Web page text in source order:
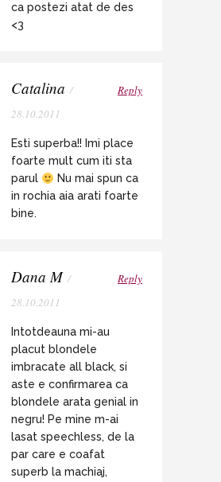
ca postezi atat de des
<3
Catalina /
28.10.2011
Reply
Esti superba!! Imi place
foarte mult cum iti sta
parul
Nu mai spun ca
in rochia aia arati foarte
bine.
Dana M /
28.10.2011
Reply
Intotdeauna mi-au
placut blondele
imbracate all black, si
aste e confirmarea ca
blondele arata genial in
negru! Pe mine m-ai
lasat speechless, de la
par care e coafat
superb la machiaj,